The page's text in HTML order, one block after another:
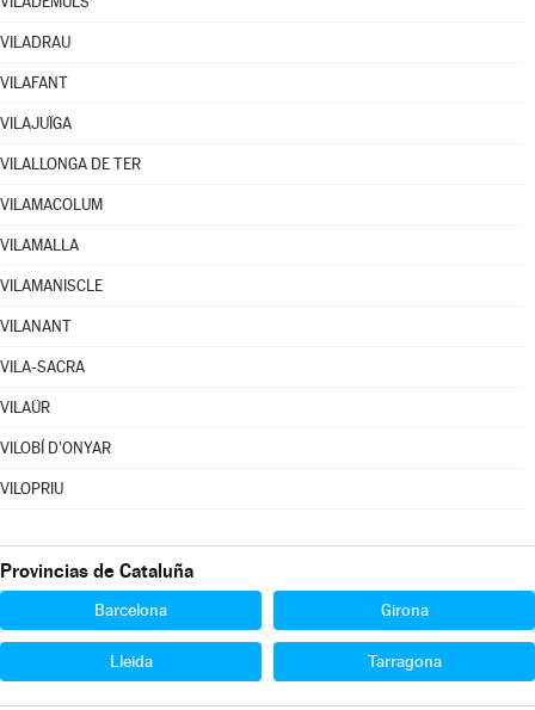
VILADRAU
VILAFANT
VILAJUÏGA
VILALLONGA DE TER
VILAMACOLUM
VILAMALLA
VILAMANISCLE
VILANANT
VILA-SACRA
VILAÜR
VILOBÍ D'ONYAR
VILOPRIU
Provincias de Cataluña
Barcelona Girona
Lleida Tarragona